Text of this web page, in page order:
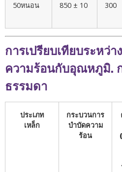
50หนอน 850 ± 10 300
การเปรียบเทียบระหว่
ความร้อนกับอุณหภูมิ.
ธรรมดา
ประเภท
เหล็ก
กระบวนการ
บำบัดความ
ร้อน